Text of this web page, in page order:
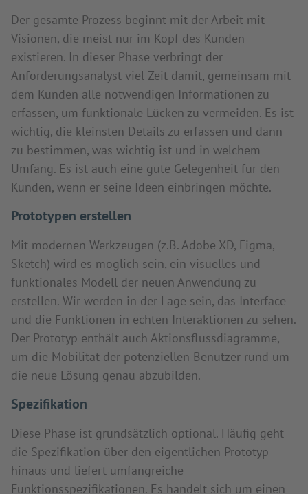
Der gesamte Prozess beginnt mit der Arbeit mit
Visionen, die meist nur im Kopf des Kunden
existieren. In dieser Phase verbringt der
Anforderungsanalyst viel Zeit damit, gemeinsam mit
dem Kunden alle notwendigen Informationen zu
erfassen, um funktionale Lücken zu vermeiden. Es ist
wichtig, die kleinsten Details zu erfassen und dann
zu bestimmen, was wichtig ist und in welchem
Umfang. Es ist auch eine gute Gelegenheit für den
Kunden, wenn er seine Ideen einbringen möchte.
Prototypen erstellen
Mit modernen Werkzeugen (z.B. Adobe XD, Figma,
Sketch) wird es möglich sein, ein visuelles und
funktionales Modell der neuen Anwendung zu
erstellen. Wir werden in der Lage sein, das Interface
und die Funktionen in echten Interaktionen zu sehen.
Der Prototyp enthält auch Aktionsflussdiagramme,
um die Mobilität der potenziellen Benutzer rund um
die neue Lösung genau abzubilden.
Spezifikation
Diese Phase ist grundsätzlich optional. Häufig geht
die Spezifikation über den eigentlichen Prototyp
hinaus und liefert umfangreiche
Funktionsspezifikationen. Es handelt sich um einen